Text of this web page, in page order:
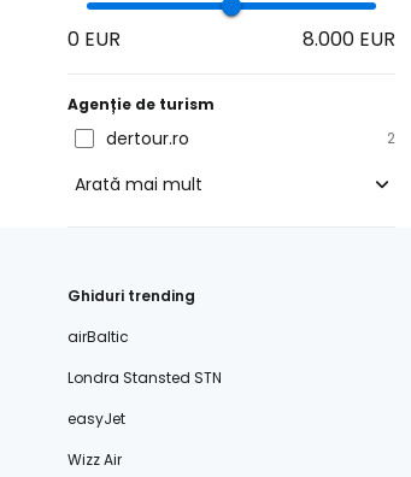
0 EUR 8.000 EUR
Agenție de turism
dertour.ro 2
Arată mai mult
eximtours.cz
tui.cz
Ghiduri trending
airBaltic
Londra Stansted STN
easyJet
Wizz Air